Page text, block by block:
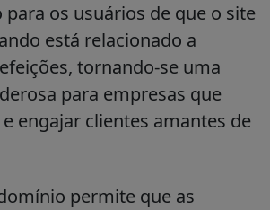
os usuários de que o site
está relacionado a
tornando-se uma
para empresas que
engajar clientes amantes de
permite que as